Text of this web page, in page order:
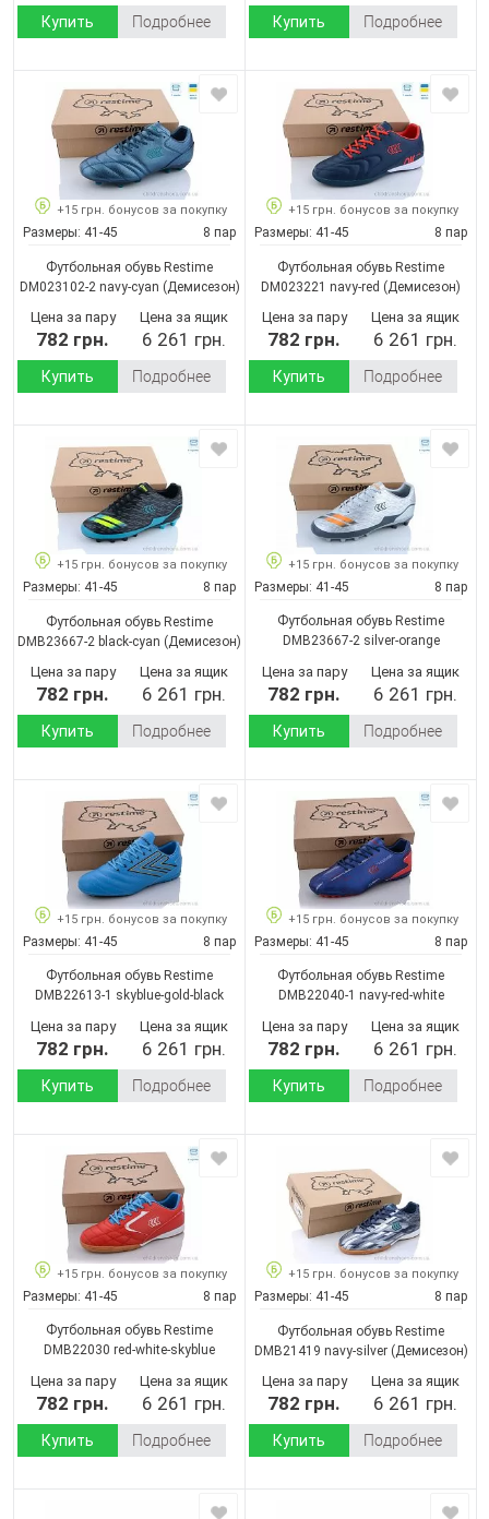
Купить Подробнее Купить Подробнее
+15 грн. бонусов за покупку
Размеры: 41-45 8 пар
Футбольная обувь Restime
DM023102-2 navy-cyan (Демисезон)
Цена за пару
782 грн.
Цена за ящик
6 261 грн.
Купить Подробнее
+15 грн. бонусов за покупку
Размеры: 41-45 8 пар
Футбольная обувь Restime
DM023221 navy-red (Демисезон)
Цена за пару
782 грн.
Цена за ящик
6 261 грн.
Купить Подробнее
+15 грн. бонусов за покупку
Размеры: 41-45 8 пар
Футбольная обувь Restime
DMB23667-2 black-cyan (Демисезон)
Цена за пару
782 грн.
Цена за ящик
6 261 грн.
Купить Подробнее
+15 грн. бонусов за покупку
Размеры: 41-45 8 пар
Футбольная обувь Restime
DMB23667-2 silver-orange
Цена за пару
782 грн.
Цена за ящик
6 261 грн.
Купить Подробнее
+15 грн. бонусов за покупку
Размеры: 41-45 8 пар
Футбольная обувь Restime
DMB22613-1 skyblue-gold-black
Цена за пару
782 грн.
Цена за ящик
6 261 грн.
Купить Подробнее
+15 грн. бонусов за покупку
Размеры: 41-45 8 пар
Футбольная обувь Restime
DMB22040-1 navy-red-white
Цена за пару
782 грн.
Цена за ящик
6 261 грн.
Купить Подробнее
+15 грн. бонусов за покупку
Размеры: 41-45 8 пар
Футбольная обувь Restime
DMB22030 red-white-skyblue
Цена за пару
782 грн.
Цена за ящик
6 261 грн.
Купить Подробнее
+15 грн. бонусов за покупку
Размеры: 41-45 8 пар
Футбольная обувь Restime
DMB21419 navy-silver(Демисезон)
Цена за пару
782 грн.
Цена за ящик
6 261 грн.
Купить Подробнее